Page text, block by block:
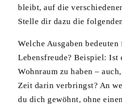
bleibt, auf die
Stelle dir dazu die
Welche Ausgaben
Lebensfreude? Beispiel:
Wohnraum zu haben –
Zeit darin verbringst? An
du dich gewöhnt, ohne